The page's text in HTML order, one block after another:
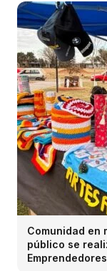
Comunidad en
público se
Emprendedores